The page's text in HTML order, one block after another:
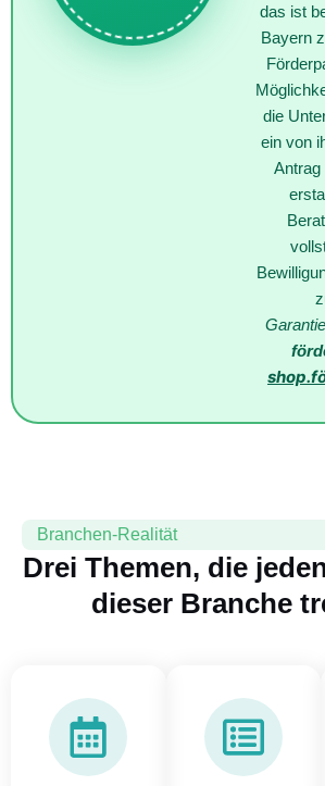
das ist
Bayern
die
ein von
Antrag
Branchen-Realität
Drei Themen, die
dieser Branche